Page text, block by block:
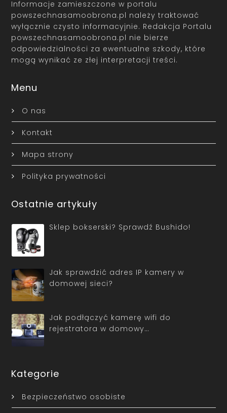
Informacje zamieszczone w portalu
powszechnasamoobrona.pl należy traktować
wyłącznie czysto informacyjnie. Redakcja Portalu
powszechnasamoobrona.pl nie bierze
odpowiedzialności za ewentualne szkody, które
mogą wynikać ze złej interpretacji treści.
Menu
O nas
Kontakt
Mapa strony
Polityka prywatności
Ostatnie artykuły
Sklep bokserski? Sprawdź Bushido!
Jak sprawdzić adres IP kamery w
domowej sieci?
Jak podłączyć kamerę wifi do
rejestratora w domowy…
Kategorie
Bezpieczeństwo osobiste